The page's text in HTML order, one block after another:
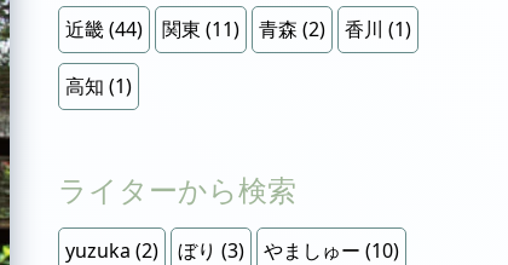
近畿(44) 関東 (11) 青森 (2) 香川 (1)
高知 (1)
ライターから検索
yuzuka (2) ぼり (3) やましゅー (10)